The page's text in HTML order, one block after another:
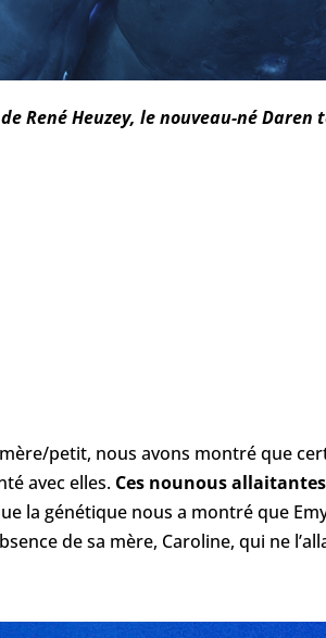
René Heuzey, le nouveau-né Daren
petit, nous avons montré que
avec elles. Ces nounous
la génétique nous a montré que
de sa mère, Caroline, qui ne